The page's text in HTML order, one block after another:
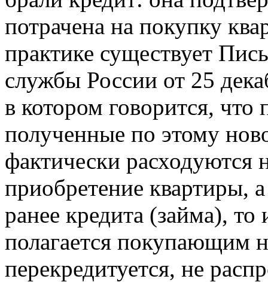
потрачена на покупку
практике существует
службы России от 25
в котором говорится, что
полученные по этому
фактически расходуются
приобретение квартиры,
ранее кредита (займа),
полагается покупающим
перекредитуется, не